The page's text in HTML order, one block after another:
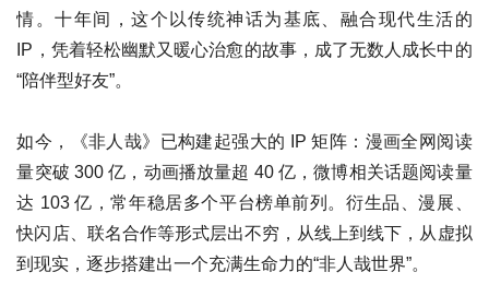
情。十年间，这个以传统神话为基底、融合现代生活的
IP，凭着轻松幽默又暖心治愈的故事，成了无数人成长中的
“陪伴型好友”。
如今，《非人哉》已构建起强大的 IP 矩阵：漫画全网阅读
量突破 300 亿，动画播放量超 40 亿，微博相关话题阅读量
达 103 亿，常年稳居多个平台榜单前列。衍生品、漫展、
快闪店、联名合作等形式层出不穷，从线上到线下，从虚拟
到现实，逐步搭建出一个充满生命力的“非人哉世界”。